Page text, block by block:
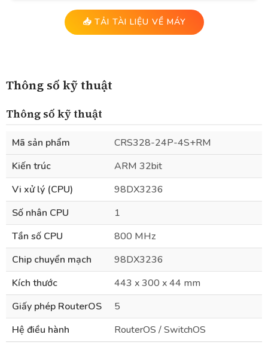
📥 TẢI TÀI LIỆU VỀ MÁY
Thông số kỹ thuật
Thông số kỹ thuật
Mã sản phẩm
CRS328-24P-4S+RM
Kiến trúc
ARM 32bit
Vi xử lý (CPU)
98DX3236
Số nhân CPU
1
Tần số CPU
800 MHz
Chip chuyển mạch
98DX3236
Kích thước
443 x 300 x 44 mm
Giấy phép RouterOS
5
Hệ điều hành
RouterOS / SwitchOS